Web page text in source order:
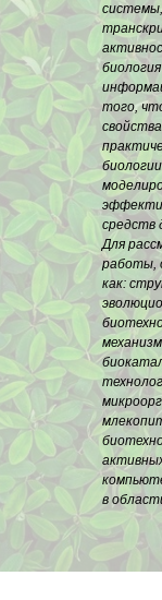
того,
средств
Для
работы,
как:
в